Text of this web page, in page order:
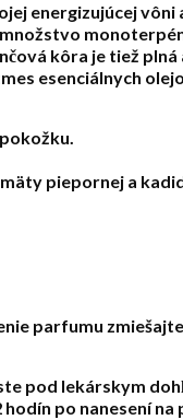
energizujúcej
kôra je tiež
esenciálnych
piepornej a
parfumu
pod lekárskym
po nanesení na